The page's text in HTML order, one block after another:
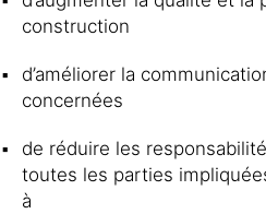
construction
d’améliorer la
concernées
de réduire les
toutes les parties
à